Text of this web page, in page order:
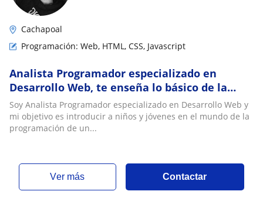
Cachapoal
Programación: Web, HTML, CSS, Javascript
Analista Programador especializado en
Desarrollo Web, te enseña lo básico de la
programación
Soy Analista Programador especializado en Desarrollo Web y
mi objetivo es introducir a niños y jóvenes en el mundo de la
programación de un...
ver más Contactar